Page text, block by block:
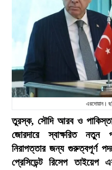
এরদোয়ান।
তুরস্ক, সৌদি আরব ও
জোরদারে স্বাক্ষরিত নতুন
নিরাপত্তার জন্য গুরুত্বপূর্ণ
প্রেসিডেন্ট রিসেপ